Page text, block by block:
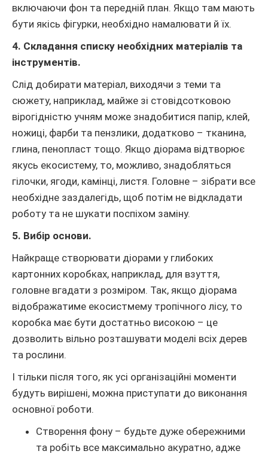
включаючи фон та передній план. Якщо там мають
бути якісь фігурки, необхідно намалювати й їх.
4. Складання списку необхідних матеріалів та
інструментів.
Слід добирати матеріал, виходячи з теми та
сюжету, наприклад, майже зі стовідсотковою
вірогідністю учням може знадобитися папір, клей,
ножиці, фарби та пензлики, додатково – тканина,
глина, пенопласт тощо. Якщо діорама відтворює
якусь екосистему, то, можливо, знадобляться
гілочки, ягоди, камінці, листя. Головне – зібрати все
необхідне заздалегідь, щоб потім не відкладати
роботу та не шукати поспіхом заміну.
5. Вибір основи.
Найкраще створювати діорами у глибоких
картонних коробках, наприклад, для взуття,
головне вгадати з розміром. Так, якщо діорама
відображатиме екосистмему тропічного лісу, то
коробка має бути достатньо високою – це
дозволить вільно розташувати моделі всіх дерев
та рослини.
І тільки після того, як усі організаційні моменти
будуть вирішені, можна приступати до виконання
основної роботи.
Створення фону – будьте дуже обережними
та робіть все максимально акуратно, адже